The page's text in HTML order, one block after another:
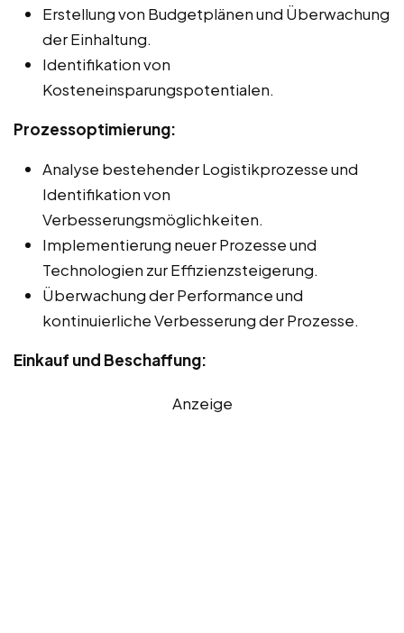
Erstellung von Budgetplänen und Überwachung
der Einhaltung.
Identifikation von
Kosteneinsparungspotentialen.
Prozessoptimierung:
Analyse bestehender Logistikprozesse und
Identifikation von
Verbesserungsmöglichkeiten.
Implementierung neuer Prozesse und
Technologien zur Effizienzsteigerung.
Überwachung der Performance und
kontinuierliche Verbesserung der Prozesse.
Einkauf und Beschaffung:
Anzeige